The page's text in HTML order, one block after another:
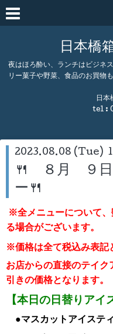
日本橋
夜はほろ酔い、ランチはビジネ
リー菓子や野菜、食品のお買物
日本
tel :
2023.08.08 (Tue)
🍴 ８月 ９日
ー🍴
※全メニューについて、
る場合がございます。
※価格は全て税込み表記
お店からの直接のテイク
引きの価格となります。
【本日の日替りアイ
●マスカット アイステ